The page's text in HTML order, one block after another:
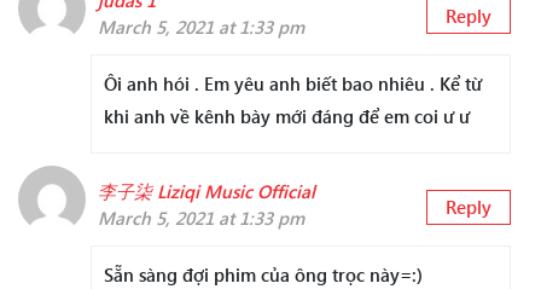
March 5, 2021 at 1:33 pm
Reply
Ôi anh hói . Em yêu anh biết bao nhiêu . Kể từ
khi anh về kênh bày mới đáng để em coi ư ư
李子柒 Liziqi Music Official
March 5, 2021 at 1:33 pm
Reply
Sẵn sàng đợi phim của ông trọc này=:)